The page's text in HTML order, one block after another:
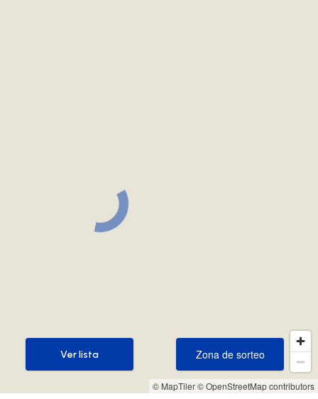
© MapTiler© OpenStreetMap contributors
Zona de sorteo
Zona de sorteo
Ver lista
Ver lista